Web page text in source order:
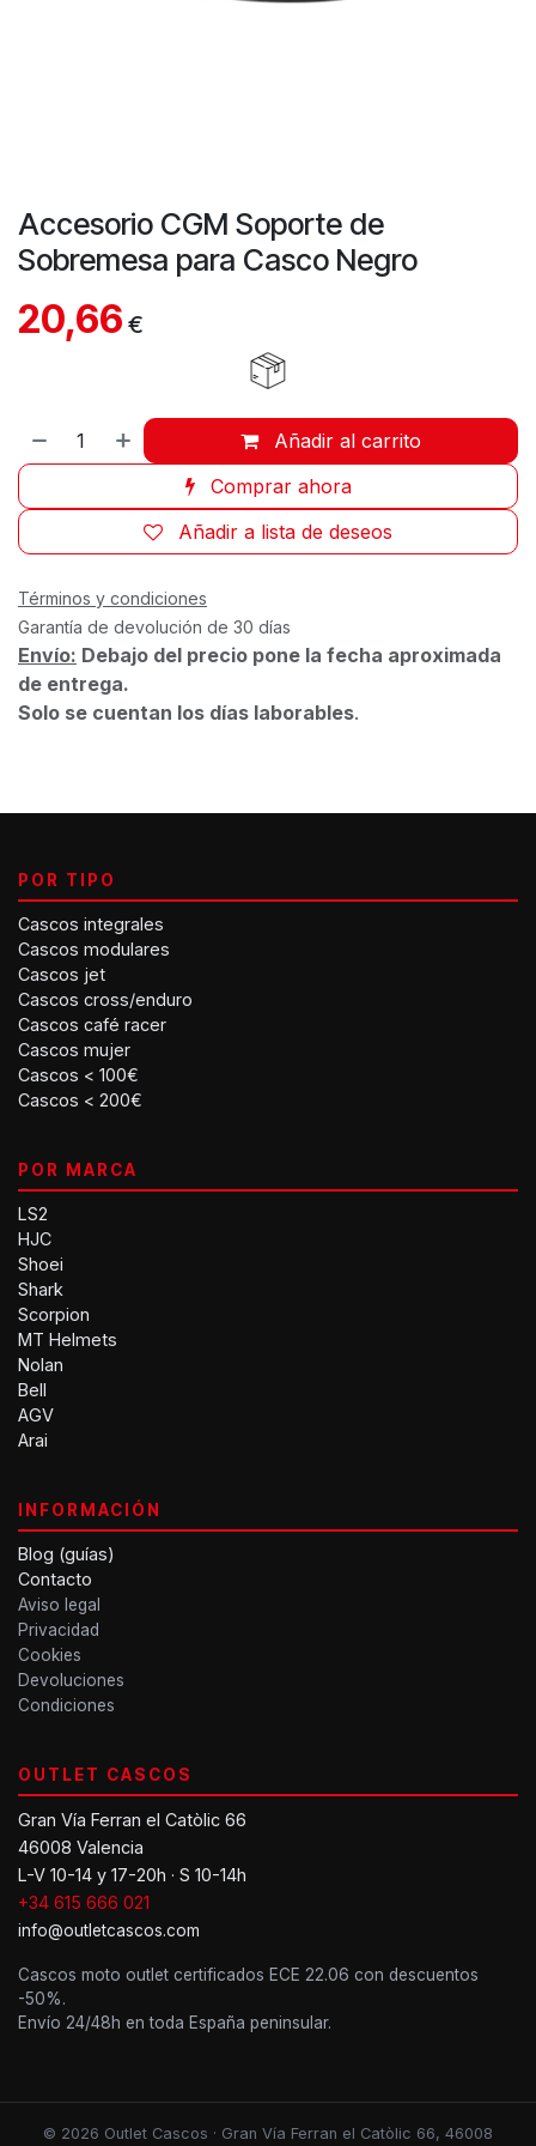
Accesorio CGM Soporte de
Sobremesa para Casco Negro
20,66 €
Añadir al carrito
Comprar ahora
Añadir a lista de deseos
Términos y condiciones
Garantía de devolución de 30 días
Envío: Debajo del precio pone la fecha aproximada
de entrega.
Solo se cuentan los días laborables.
POR TIPO
Cascos integrales
Cascos modulares
Cascos jet
Cascos cross/enduro
Cascos café racer
Cascos mujer
Cascos < 100€
Cascos < 200€
POR MARCA
LS2
HJC
Shoei
Shark
Scorpion
MT Helmets
Nolan
Bell
AGV
Arai
INFORMACIÓN
Blog (guías)
Contacto
Aviso legal
Privacidad
Cookies
Devoluciones
Condiciones
OUTLET CASCOS
Gran Vía Ferran el Catòlic 66
46008 Valencia
L-V 10-14 y 17-20h · S 10-14h
+34 615 666 021
info@outletcascos.com
Cascos moto outlet certificados ECE 22.06 con descuentos
-50%.
Envío 24/48h en toda España peninsular.
© 2026 Outlet Cascos · Gran Vía Ferran el Catòlic 66, 46008